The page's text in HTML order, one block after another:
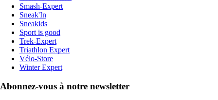
Smash-Expert
Sneak'In
Sneakids
Sport is good
Trek-Expert
Triathlon Expert
Vélo-Store
Winter Expert
Abonnez-vous à notre newsletter